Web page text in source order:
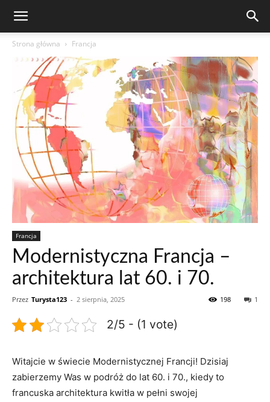
Strona główna Francja
Francja
Modernistyczna Francja –
architektura lat 60. i 70.
Przez Turysta123 - 2 sierpnia, 2025 1
198
2/5 - (1 vote)
Witajcie w świecie ⁣Modernistycznej Francji! Dzisiaj‌
zabierzemy⁤ Was w podróż do lat ‌60. i 70., kiedy to
francuska architektura kwitła w pełni swojej